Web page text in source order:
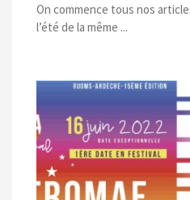
On commence tous nos
l’été de la même ...